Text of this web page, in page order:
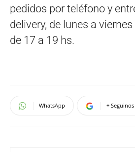
pedidos por teléfono y
delivery, de lunes a
de 17 a 19 hs.
WhatsApp +